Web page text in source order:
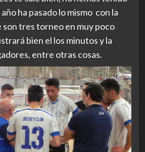
ha pasado lo mismo con la
tres torneo en muy poco
bien el los minutos y la
entre otras cosas.